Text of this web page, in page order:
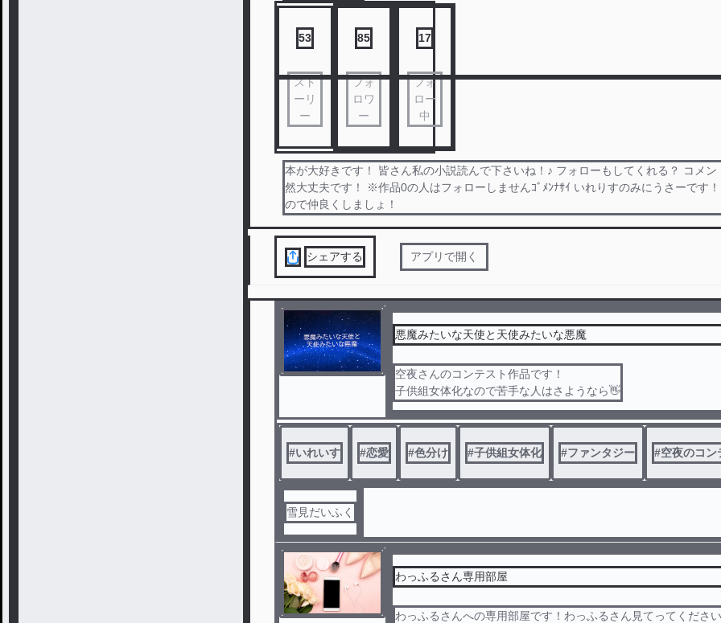
53
スト
ーリ
ー
85
フォ
ロワ
ー
17
フォ
ロー
中
本が大好きです！ 皆さん私の小説読んで下さいね！♪ フォローもしてくれる？ コメン
然大丈夫です！ ※作品0の人はフォローしませんｺﾞﾒﾝﾅｻｲ いれりすのみにうさーです
ので仲良くしましょ！
シェアする アプリで開く
悪魔みたいな天使と天使みたいな悪魔
空夜さんのコンテスト作品です！
子供組女体化なので苦手な人はさようなら👋
#いれいす #恋愛 #色分け #子供組女体化 #ファンタジー #空夜のコン
雪見だいふく
わっふるさん専用部屋
わっふるさんへの専用部屋です！わっふるさん見てってくださ